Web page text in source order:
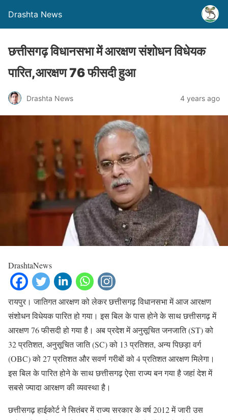
Drashta News
छत्तीसगढ़ विधानसभा में आरक्षण संशोधन विधेयक
पारित,आरक्षण 76 फीसदी हुआ
Drashta News 4 years ago
DrashtaNews
रायपुर। जातिगत आरक्षण को लेकर छत्तीसगढ़ विधानसभा में आज आरक्षण
संशोधन विधेयक पारित हो गया। इस बिल के पास होने के साथ छत्तीसगढ़ में
आरक्षण 76 फीसदी हो गया है। अब प्रदेश में अनुसूचित जनजाति (ST) को
32 प्रतिशत, अनुसूचित जाति (SC) को 13 प्रतिशत, अन्य पिछड़ा वर्ग
(OBC) को 27 प्रतिशत और सवर्ण गरीबों को 4 प्रतिशत आरक्षण मिलेगा।
इस बिल के पारित होने के साथ छत्तीसगढ़ ऐसा राज्य बन गया है जहां देश में
सबसे ज्यादा आरक्षण की व्यवस्था है।
छत्तीसगढ़ हाईकोर्ट ने सितंबर में राज्य सरकार के वर्ष 2012 में जारी उस